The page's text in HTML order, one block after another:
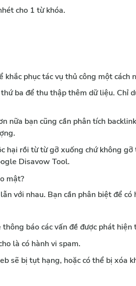
cho 1 từ khóa.
phục tác vụ thủ công một cách
ba để thu thập thêm dữ liệu. Chỉ
nữa bạn cũng cần phân tích
hại rồi từ từ gỡ xuống chứ không
Disavow Tool.
mật?
với nhau. Bạn cần phân biệt để có
báo các vấn đề được phát hiện
là có hành vi spam.
sẽ bị tụt hạng, hoặc có thể bị xóa